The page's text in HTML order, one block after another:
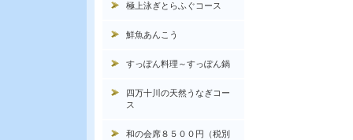
極上泳ぎとらふぐコース
鮮魚あんこう
すっぽん料理～すっぽん鍋
四万十川の天然うなぎコー
ス
和の会席８５００円（税別